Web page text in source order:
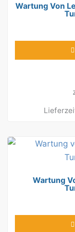
Wartung Von
Wartung